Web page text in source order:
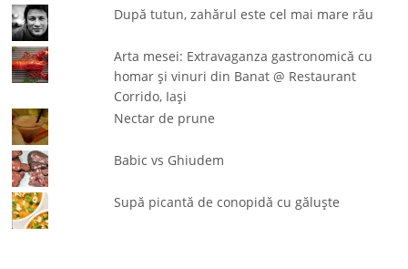
După tutun, zahărul este cel mai mare rău
Arta mesei: Extravaganza gastronomică cu
homar şi vinuri din Banat @ Restaurant
Corrido, Iaşi
Nectar de prune
Babic vs Ghiudem
Supă picantă de conopidă cu găluşte